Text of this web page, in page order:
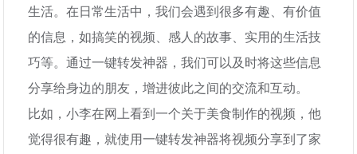
生活。在日常生活中，我们会遇到很多有趣、有价值
的信息，如搞笑的视频、感人的故事、实用的生活技
巧等。通过一键转发神器，我们可以及时将这些信息
分享给身边的朋友，增进彼此之间的交流和互动。
比如，小李在网上看到一个关于美食制作的视频，他
觉得很有趣，就使用一键转发神器将视频分享到了家